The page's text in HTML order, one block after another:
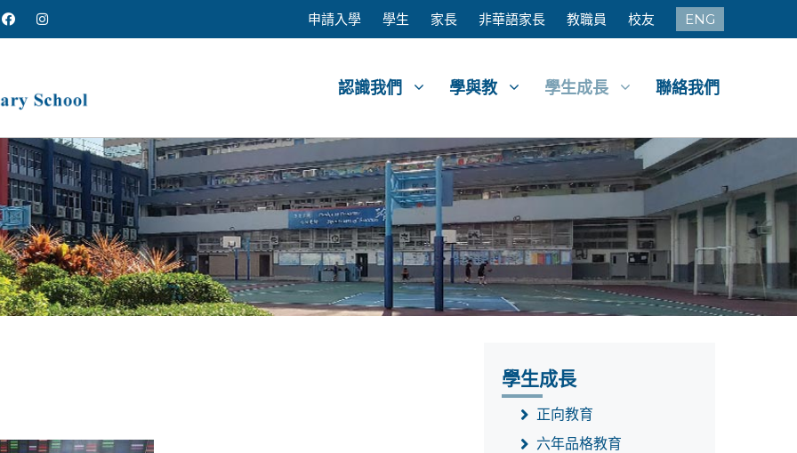
申請入學 學生 家長 非華語家長 教職員 校友 ENG
認識我們 學與教 學生成長 聯絡我們
學生成長
正向教育
六年品格教育